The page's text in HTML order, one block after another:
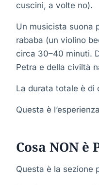
cuscini, a volte no).
Un musicista suona
rababa (un violino
circa 30–40 minuti.
Petra e della civiltà
La durata totale è di
Questa è
Cosa NON
Questa è la sezione